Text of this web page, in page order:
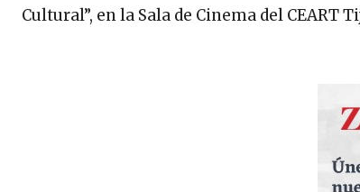
Cultural”, en la Sala de Cinema del CEART